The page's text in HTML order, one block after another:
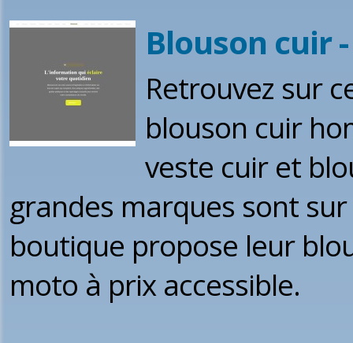
Blouson cuir
Retrouvez sur
blouson cuir
veste cuir et
grandes marques sont
boutique propose leur
moto à prix accessible.